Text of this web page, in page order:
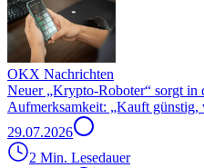
OKX Nachrichten
Neuer „Krypto-Roboter“ sorgt in
Aufmerksamkeit: „Kauft günstig,
29.07.2026
2 Min. Lesedauer